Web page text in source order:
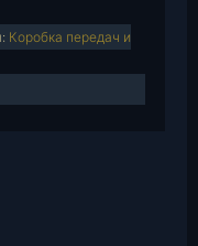
Коробка передач и